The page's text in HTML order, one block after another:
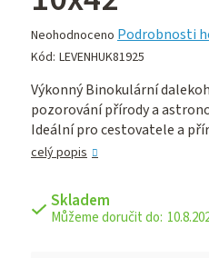
Průměrné
hodnocení
je
0,0
z 5
hvězdiček.
Neohodnoceno Podrobnosti
Kód: LEVENHUK81925
Výkonný Binokulární
pozorování přírody a
Ideální pro cestovatele a
celý popis
Skladem